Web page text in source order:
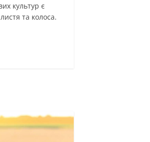
культур є
та колоса.